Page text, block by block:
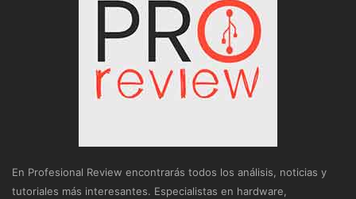
En Profesional Review encontrarás todos los análisis, noticias y
tutoriales más interesantes. Especialistas en hardware,